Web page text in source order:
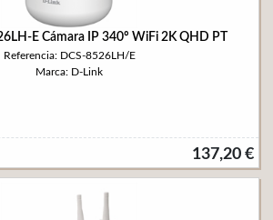
E Cámara IP 340º WiFi 2K QHD PT
Referencia: DCS-8526LH/E
Marca: D-Link
137,20 €